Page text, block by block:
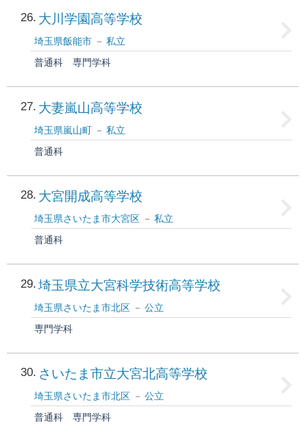
26 大川学園高等学校
埼玉県飯能市
私立
普通科
専門学科
27 大妻嵐山高等学校
埼玉県嵐山町
私立
普通科
28 大宮開成高等学校
埼玉県さいたま市大宮区
私立
普通科
29 埼玉県立大宮科学技術高等学校
埼玉県さいたま市北区
公立
専門学科
30 さいたま市立大宮北高等学校
埼玉県さいたま市北区
公立
普通科
専門学科